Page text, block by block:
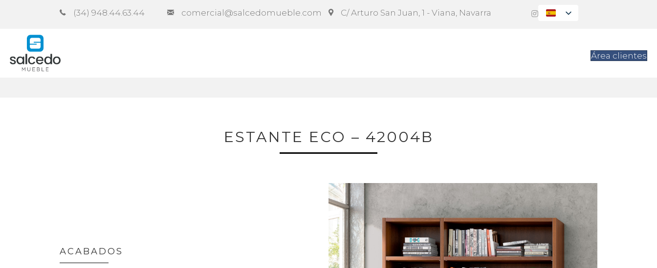
(34) 948.44.63.44 comercial@salcedomueble.com C/ Arturo San Juan, 1 - Viana, Navarra
Área clientes
ESTANTE ECO – 42004B
ACABADOS